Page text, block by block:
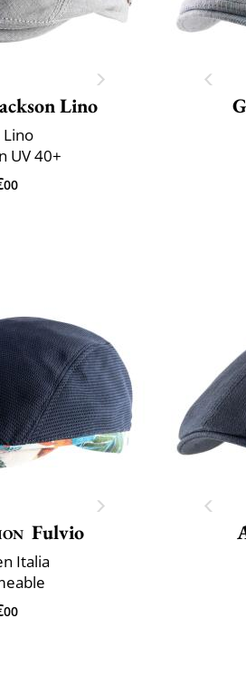
Lino
Lino
UV 40+
00
Fulvio
Italia
00